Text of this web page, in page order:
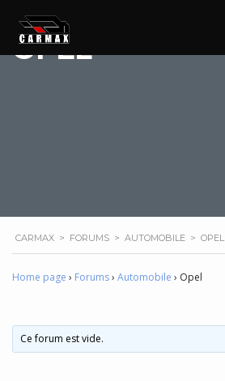
OPEL
CARMAX > FORUMS > AUTOMOBILE > OPEL
Home page › Forums› Automobile › Opel
Ce forum est vide.